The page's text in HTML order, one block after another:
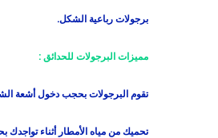
برجولات رباعية الشكل.
مميزات البرجولات للحدائق :
تقوم البرجولات بحجب دخول أشعة
تحميك من مياه الأمطار أثناء تواجدك